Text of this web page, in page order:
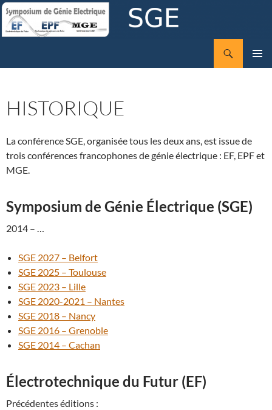
Aller
au
contenu
HISTORIQUE
La conférence SGE, organisée tous les deux ans, est issue de
trois conférences francophones de génie électrique : EF, EPF et
MGE.
Symposium de Génie Électrique (SGE)
2014 – …
SGE 2027 – Belfort
SGE 2025 – Toulouse
SGE 2023 – Lille
SGE 2020-2021 – Nantes
SGE 2018 – Nancy
SGE 2016 – Grenoble
SGE 2014 – Cachan
Électrotechnique du Futur (EF)
Précédentes éditions :